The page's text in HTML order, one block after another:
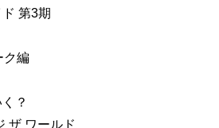
第3期
ク編
？
ザ ワールド